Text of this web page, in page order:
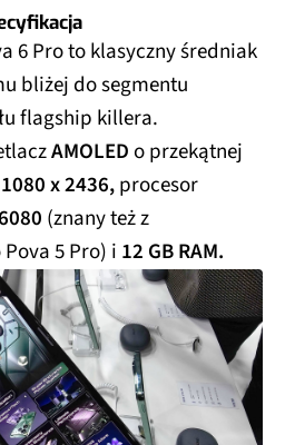
6 Pro to klasyczny średniak
bliżej do segmentu
flagship killera.
AMOLEDo przekątnej
1080 x 2436,procesor
(znany też z
5 Pro) i 12 GB RAM.